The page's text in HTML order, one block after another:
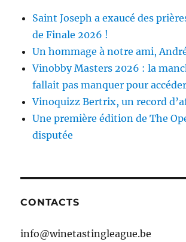
Saint Joseph a exaucé des
de Finale 2026 !
Un hommage à notre ami,
Vinobby Masters 2026 : la
fallait pas manquer pour
Vinoquizz Bertrix, un record
Une première édition de The
disputée
CONTACTS
info@winetastingleague.be